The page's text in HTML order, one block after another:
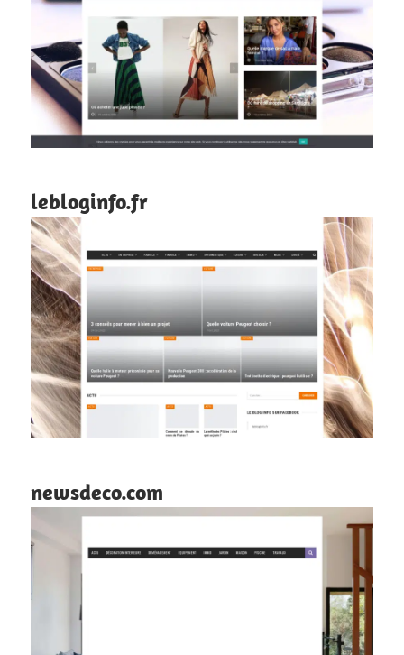
lebloginfo.fr
newsdeco.com